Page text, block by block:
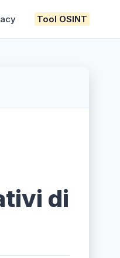
Tool OSINT
di